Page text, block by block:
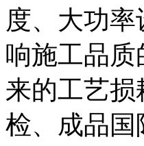
度、大功
响施工品
来的工艺
检、成品